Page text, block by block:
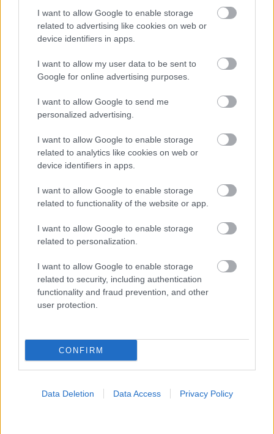
I want to allow Google to enable storage
related to advertising like cookies on web or
device identifiers in apps.
I want to allow my user data to be sent to
Google for online advertising purposes.
I want to allow Google to send me
personalized advertising.
I want to allow Google to enable storage
related to analytics like cookies on web or
device identifiers in apps.
I want to allow Google to enable storage
related to functionality of the website or app.
I want to allow Google to enable storage
related to personalization.
I want to allow Google to enable storage
related to security, including authentication
functionality and fraud prevention, and other
user protection.
CONFIRM
Data Deletion Data Access Privacy Policy
με υψηλότερο κίνδυνο καρκίνου στο λάρυγγα
και τον οισοφάγο
Άνθρωποι με ΓΟΠ είχαν περίπου δυο φορές υψηλότερο
κίνδυνο να εμφανίσουν κάποιο από τα παραπάνω είδη
καρκίνου.
Τετάρτη, 21 Αυγούστου 2019, 16:07
Γαστροοισοφαγική παλινδρόμηση το καλοκαίρι:
Πώς να την αποφύγετε
κατανάλωση ντομάτας, η κατανάλωση μπύρας ή άλλων
αλκοολούχων ποτών, είναι ο λόγος εμφάνισης της
παλινδρόμησης κατά την περίοδο των διακοπών.